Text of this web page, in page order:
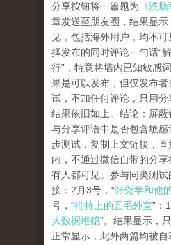
分享按钮将一篇题为 《洗
章发送至朋友圈，结果显
见，包括海外用户，均不
择发布的同时评论一句话“
行”，特意将墙内已知敏感
果是可以发布，但仅发布者
试，不加任何评论，只用
结果依旧如上。结论：屏蔽
与分享评语中是否包含敏
步测试，复制上文链接，
内，不通过微信自带的分
有人都可见。参与同类测
接：2月3号，“张尧学和他
号， “推特上的五毛外宣”；
大数据维稳”。结果显示，
正常显示，此外两篇均被